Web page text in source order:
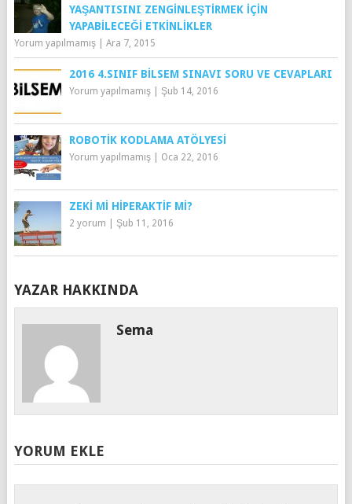
YAŞANTISINI ZENGINLEŞTIRMEK İÇIN
YAPABILECEĞI ETKINLIKLER
Yorum yapılmamış| Ara 7, 2015
2016 4.SINIF BILSEM SINAVI SORU VE CEVAPLARI
Yorum yapılmamış| Şub 14, 2016
ROBOTIK KODLAMA ATÖLYESI
Yorum yapılmamış| Oca 22, 2016
ZEKI MI HIPERAKTIF MI?
2 yorum Şub 11, 2016
YAZAR HAKKINDA
Sema
YORUM EKLE